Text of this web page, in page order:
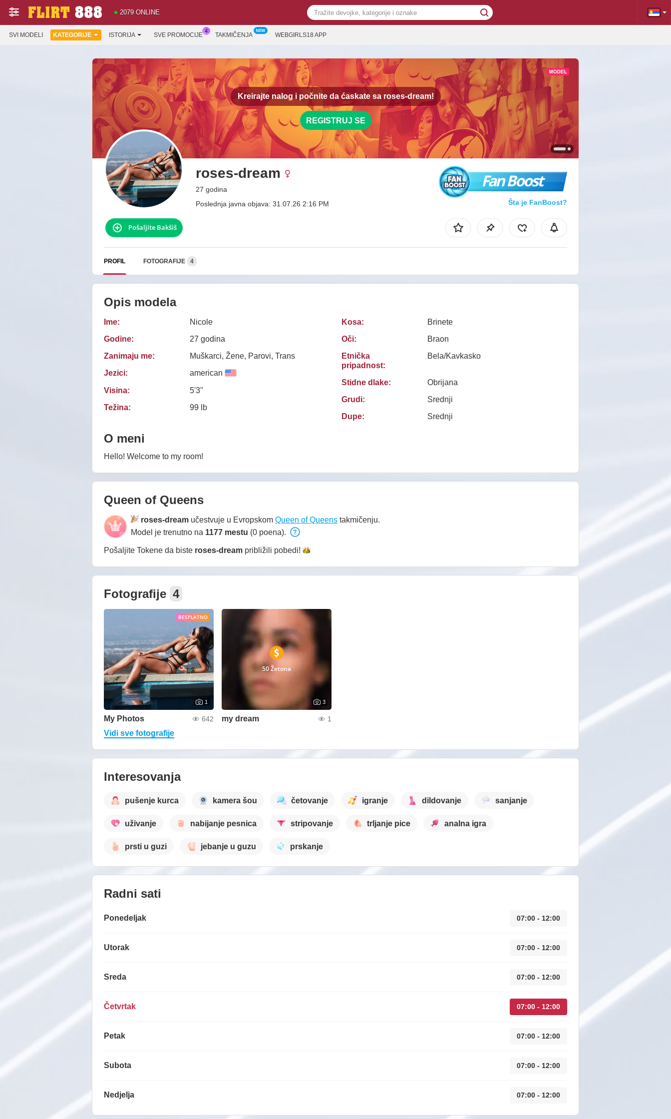
2079 ONLINE
SVI MODELI KATEGORIJE ISTORIJA SVE PROMOCIJE TAKMIČENJA WEBGIRLS18 APP
Kreirajte nalog i počnite da ćaskate sa roses-dream!
REGISTRUJ SE
roses-dream
27 godina
Poslednja javna objava: 31.07.26 2:16 PM
Fan Boost
Šta je FanBoost?
Pošaljite Bakšiš
PROFIL FOTOGRAFIJE 4
Opis modela
Ime:
Nicole
Godine:
27 godina
Zanimaju me:
Muškarci, Žene, Parovi, Trans
Jezici:
american
Visina:
5'3"
Težina:
99 lb
Kosa:
Brinete
Oči:
Braon
Etnička
pripadnost:
Bela/Kavkasko
Stidne dlake:
Obrijana
Grudi:
Srednji
Dupe:
Srednji
O meni
Hello! Welcome to my room!
Queen of Queens
roses-dream učestvuje u Evropskom Queen of Queens takmičenju.
Model je trenutno na 1177 mestu (0 poena).
Pošaljite Tokene da biste roses-dream približili pobedi!
Fotografije 4
BESPLATNO
1
My Photos 642
50 Žetona
3
my dream 1
Vidi sve fotografije
Interesovanja
pušenje kurca kamera šou četovanje igranje dildovanje sanjanje
uživanje nabijanje pesnica stripovanje trljanje pice analna igra
prsti u guzi jebanje u guzu prskanje
Radni sati
Ponedeljak 07:00 - 12:00
Utorak 07:00 - 12:00
Sreda 07:00 - 12:00
Četvrtak 07:00 - 12:00
Petak 07:00 - 12:00
Subota 07:00 - 12:00
Nedjelja 07:00 - 12:00